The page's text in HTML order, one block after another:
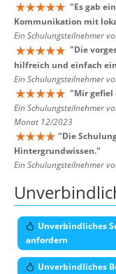
"Es gab
Kommunikation mit
Ein Schulungsteilnehmer
"Die
hilfreich und einfach
Ein Schulungsteilnehmer
"Mir gefiel
Ein Schulungsteilnehmer
Monat 12/2023
"Die
Hintergrundwissen."
Ein Schulungsteilnehmer
Unverbindliches
anfordern
Unverbindliches